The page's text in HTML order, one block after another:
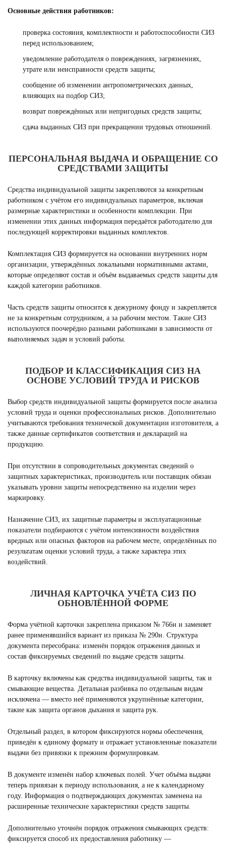
Основные действия работников:
проверка состояния, комплектности и работоспособности СИЗ
перед использованием;
уведомление работодателя о повреждениях, загрязнениях,
утрате или неисправности средств защиты;
сообщение об изменении антропометрических данных,
влияющих на подбор СИЗ;
возврат повреждённых или непригодных средств защиты;
сдача выданных СИЗ при прекращении трудовых отношений.
ПЕРСОНАЛЬНАЯ ВЫДАЧА И ОБРАЩЕНИЕ СО
СРЕДСТВАМИ ЗАЩИТЫ
Средства индивидуальной защиты закрепляются за конкретным
работником с учётом его индивидуальных параметров, включая
размерные характеристики и особенности комплекции. При
изменении этих данных информация передаётся работодателю для
последующей корректировки выданных комплектов.
Комплектация СИЗ формируется на основании внутренних норм
организации, утверждённых локальными нормативными актами,
которые определяют состав и объём выдаваемых средств защиты для
каждой категории работников.
Часть средств защиты относится к дежурному фонду и закрепляется
не за конкретным сотрудником, а за рабочим местом. Такие СИЗ
используются поочерёдно разными работниками в зависимости от
выполняемых задач и условий работы.
ПОДБОР И КЛАССИФИКАЦИЯ СИЗ НА
ОСНОВЕ УСЛОВИЙ ТРУДА И РИСКОВ
Выбор средств индивидуальной защиты формируется после анализа
условий труда и оценки профессиональных рисков. Дополнительно
учитываются требования технической документации изготовителя, а
также данные сертификатов соответствия и деклараций на
продукцию.
При отсутствии в сопроводительных документах сведений о
защитных характеристиках, производитель или поставщик обязан
указывать уровни защиты непосредственно на изделии через
маркировку.
Назначение СИЗ, их защитные параметры и эксплуатационные
показатели подбираются с учётом интенсивности воздействия
вредных или опасных факторов на рабочем месте, определённых по
результатам оценки условий труда, а также характера этих
воздействий.
ЛИЧНАЯ КАРТОЧКА УЧЁТА СИЗ ПО
ОБНОВЛЁННОЙ ФОРМЕ
Форма учётной карточки закреплена приказом № 766н и заменяет
ранее применявшийся вариант из приказа № 290н. Структура
документа пересобрана: изменён порядок отражения данных и
состав фиксируемых сведений по выдаче средств защиты.
В карточку включены как средства индивидуальной защиты, так и
смывающие вещества. Детальная разбивка по отдельным видам
исключена — вместо неё применяются укрупнённые категории,
такие как защита органов дыхания и защита рук.
Отдельный раздел, в котором фиксируются нормы обеспечения,
приведён к единому формату и отражает установленные показатели
выдачи без привязки к прежним формулировкам.
В документе изменён набор ключевых полей. Учет объёма выдачи
теперь привязан к периоду использования, а не к календарному
году. Информация о подтверждающих документах заменена на
расширенные технические характеристики средств защиты.
Дополнительно уточнён порядок отражения смывающих средств:
фиксируется способ их предоставления работнику —